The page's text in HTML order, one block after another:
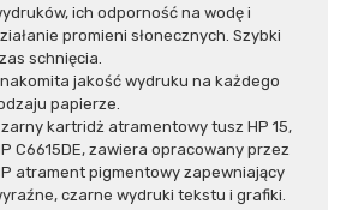
ich odporność na wodę i
promieni słonecznych. Szybki
schnięcia.
jakość wydruku na każdego
papierze.
kartridż atramentowy tusz HP 15,
C6615DE, zawiera opracowany przez
atrament pigmentowy zapewniający
czarne wydruki tekstu i grafiki.